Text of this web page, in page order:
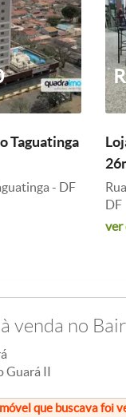
Taguatinga
- DF
DF
ver
venda no
Guará II
que buscava foi